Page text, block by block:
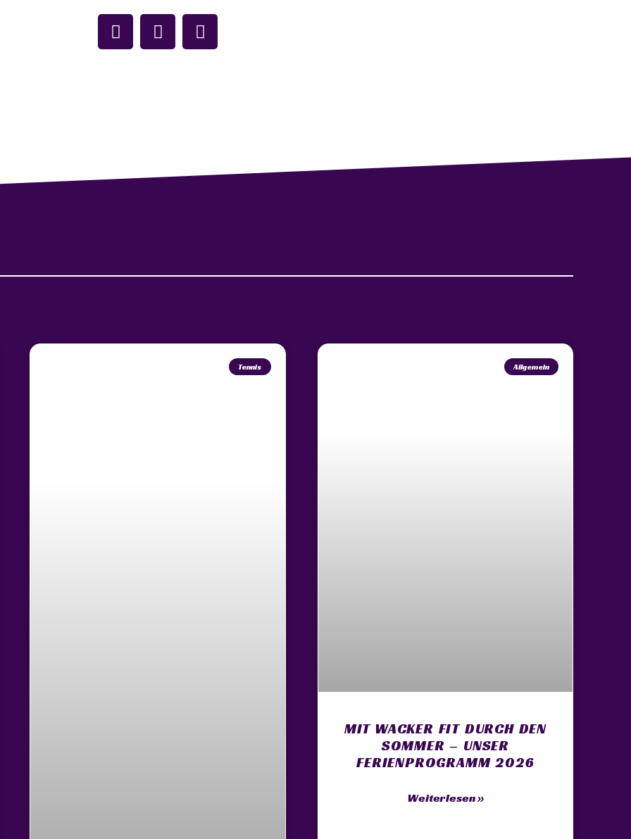
Tennis Allgemein
MIT WACKER FIT DURCH DEN
SOMMER – UNSER
FERIENPROGRAMM 2026
Weiterlesen »